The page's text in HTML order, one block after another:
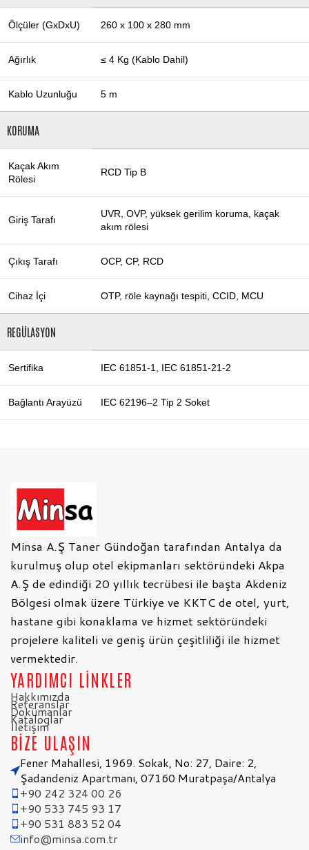
Ölçüler (GxDxU) 260 x 100 x 280 mm
Ağırlık ≤ 4 Kg (Kablo Dahil)
Kablo Uzunluğu 5 m
KORUMA
Kaçak Akım
Rölesi
RCD Tip B
Giriş Tarafı
UVR, OVP, yüksek gerilim koruma, kaçak
akım rölesi
Çıkış Tarafı OCP, CP, RCD
Cihaz İçi OTP, röle kaynağı tespiti, CCID, MCU
REGÜLASYON
Sertifika IEC 61851-1, IEC 61851-21-2
Bağlantı Arayüzü IEC 62196–2 Tip 2 Soket
Minsa A.Ş Taner Gündoğan tarafından Antalya da
kurulmuş olup otel ekipmanları sektöründeki Akpa
A.Ş de edindiği 20 yıllık tecrübesi ile başta Akdeniz
Bölgesi olmak üzere Türkiye ve KKTC de otel, yurt,
hastane gibi konaklama ve hizmet sektöründeki
projelere kaliteli ve geniş ürün çeşitliliği ile hizmet
vermektedir.
YARDIMCI LİNKLER
Hakkımızda
Referanslar
Dokümanlar
Kataloglar
İletişim
BİZE ULAŞIN
Fener Mahallesi, 1969. Sokak, No: 27, Daire: 2,
Şadandeniz Apartmanı, 07160 Muratpaşa/Antalya
+90 242 324 00 26
+90 533 745 93 17
+90 531 883 52 04
info@minsa.com.tr